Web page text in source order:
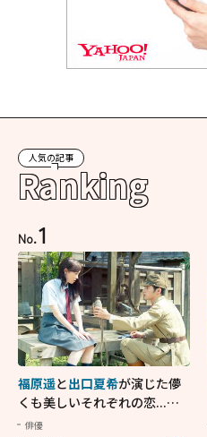
人気の記事
Ranking
No.1
福原遥と出口夏希が演じた儚
くも美しいそれぞれの恋...生
きることの尊さを教えてくれ
俳優